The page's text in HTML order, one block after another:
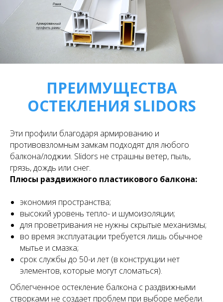
ПРЕИМУЩЕСТВА
ОСТЕКЛЕНИЯ SLIDORS
Эти профили благодаря армированию и
противовзломным замкам подходят для любого
балкона/лоджии. Slidors не страшны ветер, пыль,
грязь, дождь или снег.
Плюсы раздвижного пластикового балкона:
экономия пространства;
высокий уровень тепло- и шумоизоляции;
для проветривания не нужны скрытые механизмы;
во время эксплуатации требуется лишь обычное
мытье и смазка;
срок службы до 50-и лет (в конструкции нет
элементов, которые могут сломаться).
Облегченное остекление балкона с раздвижными
створками не создает проблем при выборе мебели.